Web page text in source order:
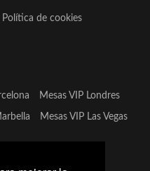
Política de cookies
Mesas VIP Londres
Mesas VIP Las Vegas